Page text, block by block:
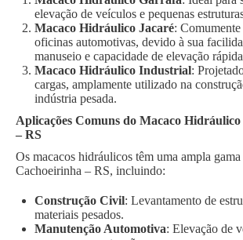
elevação de veículos e pequenas
Macaco Hidráulico Jacaré:
oficinas automotivas, devido à sua
manuseio e capacidade de elevação
Macaco Hidráulico Industrial:
cargas, amplamente utilizado na
indústria pesada.
Aplicações Comuns do Macaco
– RS
Os macacos hidráulicos têm uma ampla
Cachoeirinha – RS, incluindo:
Construção Civil: Levantamento de
materiais pesados.
Manutenção Automotiva: Elevação de